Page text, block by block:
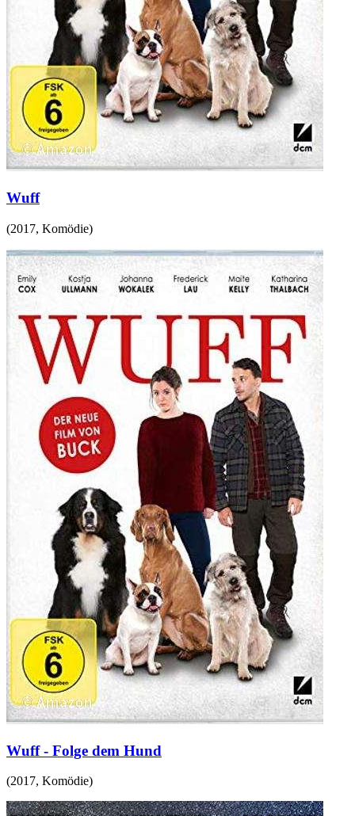
Wuff
(2017, Komödie)
Wuff - Folge dem Hund
(2017, Komödie)